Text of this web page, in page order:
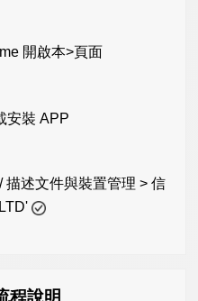
開啟本>頁面
安裝 APP
描述文件與裝置管理 > 信
程說明